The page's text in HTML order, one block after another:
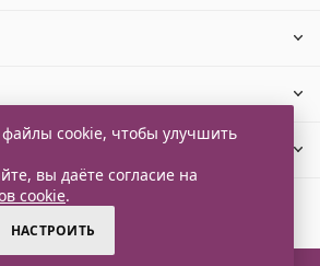
cookie, чтобы улучшить
вы даёте согласие на
cookie.
НАСТРОИТЬ